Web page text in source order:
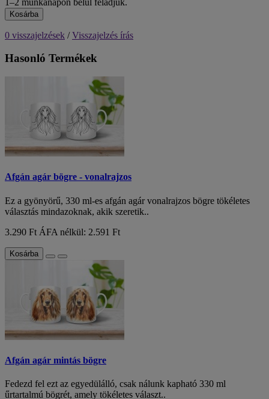
Kosárba
0 visszajelzések /Visszajelzés írás
Hasonló Termékek
Afgán agár bögre - vonalrajzos
Ez a gyönyörű, 330 ml-es afgán agár vonalrajzos bögre tökéletes
választás mindazoknak, akik szeretik..
3.290 Ft ÁFA nélkül: 2.591 Ft
Kosárba
Afgán agár mintás bögre
Fedezd fel ezt az egyedülálló, csak nálunk kapható 330 ml
űrtartalmú bögrét, amely tökéletes választ..